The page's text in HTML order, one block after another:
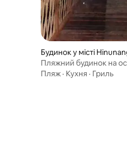
Будинок у місті
Пляжний будинок на
Айлендс/Можна
Пляж · Кухня · Гриль